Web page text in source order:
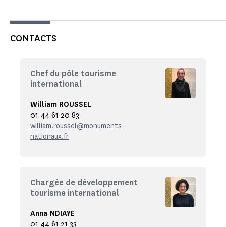
CONTACTS
Chef du pôle tourisme
international
William ROUSSEL
01 44 61 20 83
william.roussel@monuments-
nationaux.fr
Chargée de développement
tourisme international
Anna NDIAYE
01 44 61 21 33